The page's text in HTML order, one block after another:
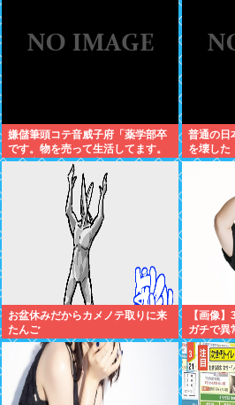
嫌儲筆頭コテ音威子府「薬学部卒
です。物を売って生活してます。
何を売ってるかは言えません」
普通の日
を壊した
お盆休みだからカメノテ取りに来
たんご
【画像
ガチで異